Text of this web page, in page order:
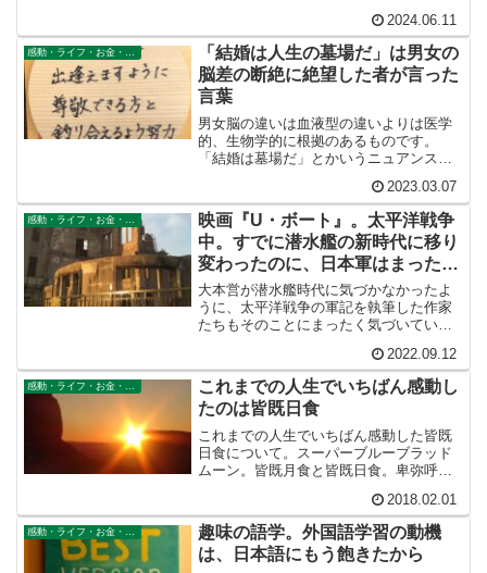
2024.06.11
感動・ライフ・お金・仕事
「結婚は人生の墓場だ」は男女の
脳差の断絶に絶望した者が言った
言葉
男女脳の違いは血液型の違いよりは医学
的、生物学的に根拠のあるものです。
「結婚は墓場だ」とかいうニュアンスの
それはこの男女脳の溝のことを差してい
るのです。その断絶があまりにも大きい
ため、絶望した者がこのような言葉を吐
いたのです。
2023.03.07
映画『U・ボート』。太平洋戦争
中。すでに潜水艦の新時代に移り
変わったのに、日本軍はまったく
気づかなかった。
大本営が潜水艦時代に気づかなかったよ
うに、太平洋戦争の軍記を執筆した作家
たちもそのことにまったく気づいていま
ことを指摘している作品を読んだことが
ありません。わたしの書いた記事はそう
いう意味で価値あるものだったと自負し
ています。他の人が指摘していないこと
を書いているからです。
2022.09.12
感動・ライフ・お金・仕事
これまでの人生でいちばん感動し
たのは皆既日食
これまでの人生でいちばん感動した皆既
日食について。スーパーブルーブラッド
ムーン。皆既月食と皆既日食。卑弥呼は
2018.02.01
感動・ライフ・お金・仕事
趣味の語学。外国語学習の動機
は、日本語にもう飽きたから